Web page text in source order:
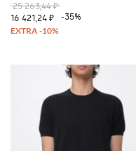
25 263,44 ₽
16 421,24 ₽
-35%